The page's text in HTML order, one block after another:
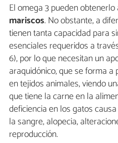
El omega 3 pueden
mariscos. No obstante, a
tienen tanta capacidad para
esenciales requeridos a
6), por lo que necesitan un
araquidónico, que se forma
en tejidos animales, viendo
que tiene la carne en la
deficiencia en los gatos
la sangre, alopecia,
reproducción.